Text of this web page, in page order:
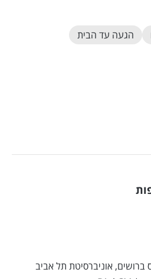
הגעה עד הבית
ברושים, אוניברסיטת תל אביב